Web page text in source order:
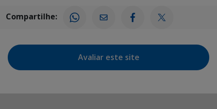
Compartilhe:
Avaliar este site